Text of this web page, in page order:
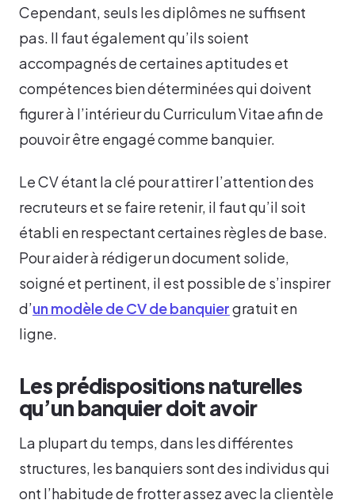
Cependant, seuls les diplômes ne suffisent
pas. Il faut également qu’ils soient
accompagnés de certaines aptitudes et
compétences bien déterminées qui doivent
figurer à l’intérieur du Curriculum Vitae afin de
pouvoir être engagé comme banquier.
Le CV étant la clé pour attirer l’attention des
recruteurs et se faire retenir, il faut qu’il soit
établi en respectant certaines règles de base.
Pour aider à rédiger un document solide,
soigné et pertinent, il est possible de s’inspirer
d’un modèle de CV de banquiergratuit en
ligne.
Les prédispositions naturelles
qu’un banquier doit avoir
La plupart du temps, dans les différentes
structures, les banquiers sont des individus qui
ont l’habitude de frotter assez avec la clientèle